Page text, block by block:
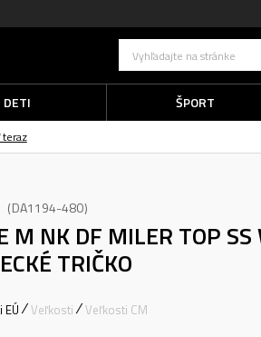
Vyhľadajte na stránke
DETI ŠPORT
DA1194-480
M NK DF MILER TOP SS
TRIČKO
Veľkosti Veľkosti CM